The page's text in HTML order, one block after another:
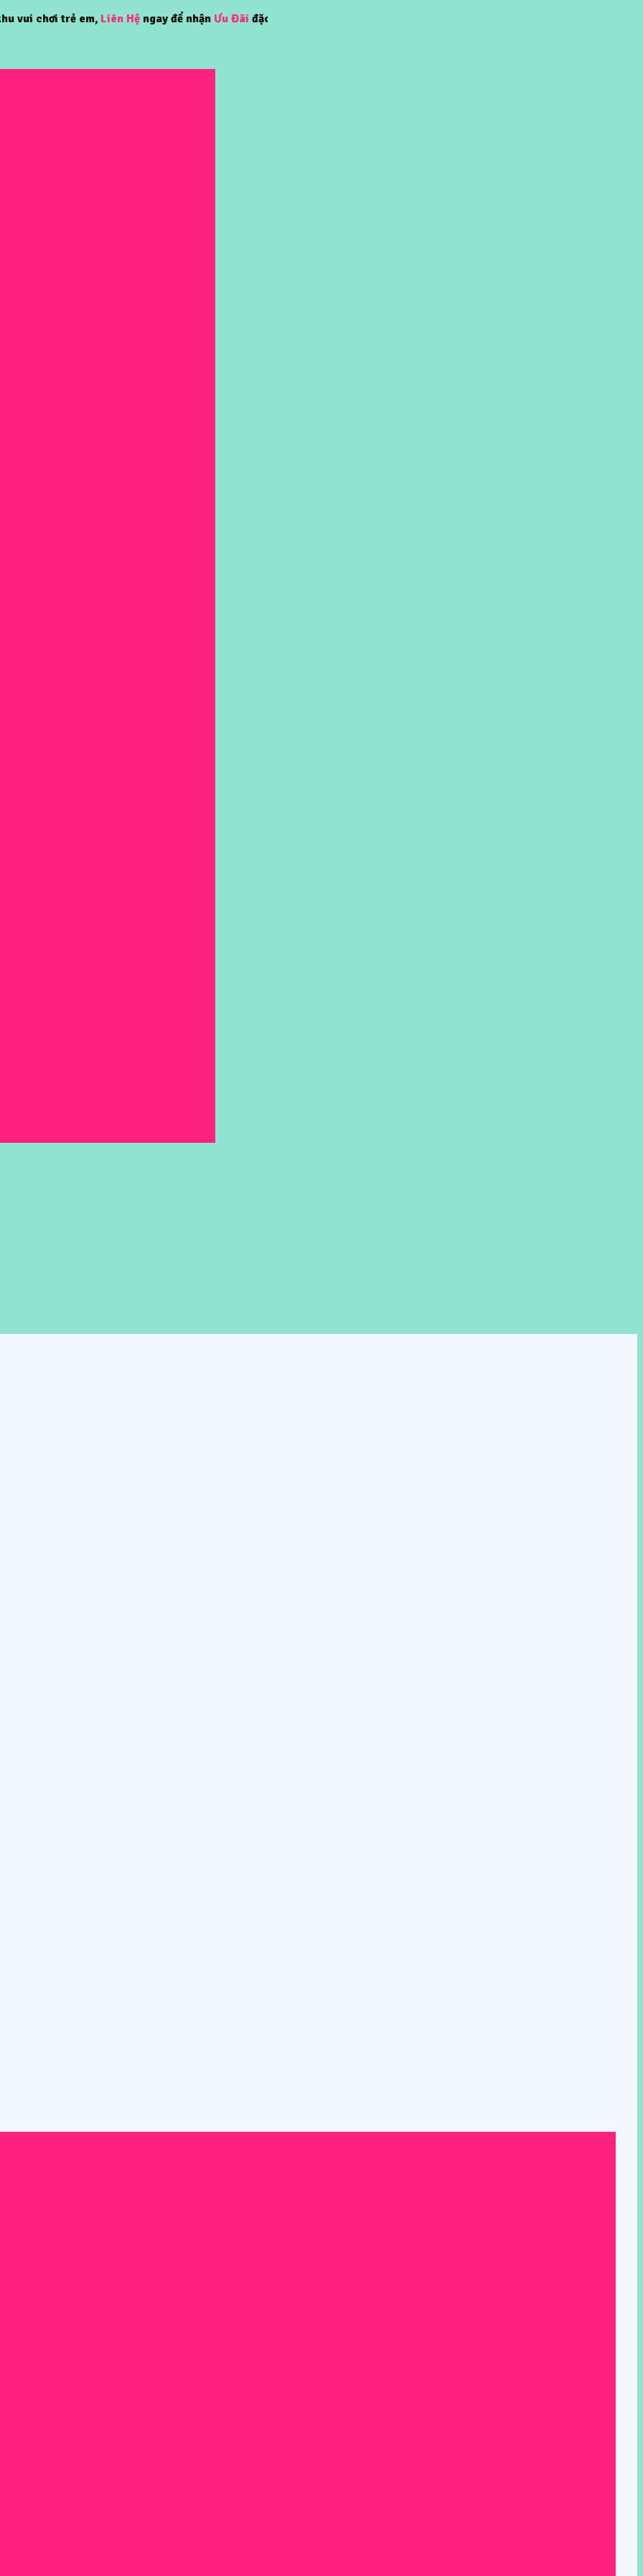
trẻ em, Liên Hệ ngay để nhậnƯu Đãiđặc biệt!!